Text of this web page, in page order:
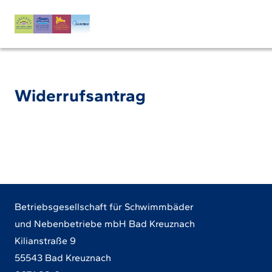
Widerrufsantrag
Betriebsgesellschaft für Schwimmbäder
und Nebenbetriebe mbH Bad Kreuznach
Kilianstraße 9
55543 Bad Kreuznach